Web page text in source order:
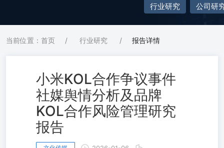
行业研究 公司研
当前位置：首页 / 行业研究 / 报告详情
小米KOL合作争议事件
社媒舆情分析及品牌
KOL合作风险管理研究
报告